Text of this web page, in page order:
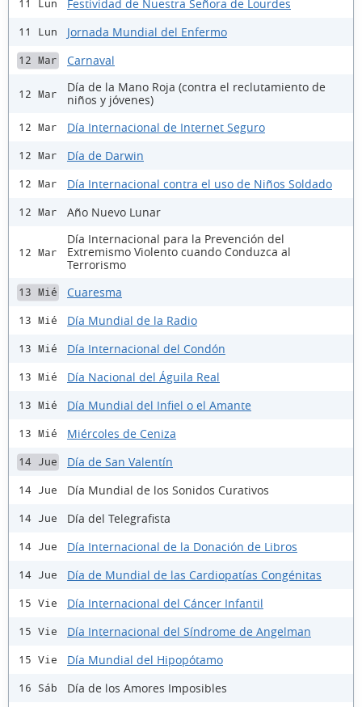
11 Lun Festividad de Nuestra Señora de Lourdes
11 Lun Jornada Mundial del Enfermo
12 Mar Carnaval
12 Mar
Día de la Mano Roja (contra el reclutamiento de
niños y jóvenes)
12 Mar Día Internacional de Internet Seguro
12 Mar Día de Darwin
12 Mar Día Internacional contra el uso de Niños Soldado
12 Mar Año Nuevo Lunar
12 Mar
Día Internacional para la Prevención del
Extremismo Violento cuando Conduzca al
Terrorismo
13 Mié Cuaresma
13 Mié Día Mundial de la Radio
13 Mié Día Internacional del Condón
13 Mié Día Nacional del Águila Real
13 Mié Día Mundial del Infiel o el Amante
13 Mié Miércoles de Ceniza
14 Jue Día de San Valentín
14 Jue Día Mundial de los Sonidos Curativos
14 Jue Día del Telegrafista
14 Jue Día Internacional de la Donación de Libros
14 Jue Día de Mundial de las Cardiopatías Congénitas
15 Vie Día Internacional del Cáncer Infantil
15 Vie Día Internacional del Síndrome de Angelman
15 Vie Día Mundial del Hipopótamo
16 Sáb Día de los Amores Imposibles